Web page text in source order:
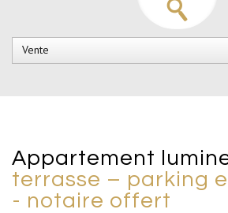
Vente
appartement
terrasse – parking
- notaire offert